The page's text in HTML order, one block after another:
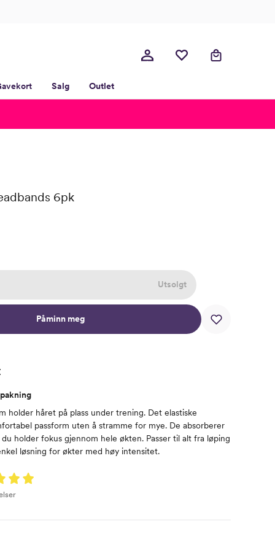
Salg Outlet
6pk
Utsolgt
Påminn meg
holder håret på plass under trening. Det elastiske
passform uten å stramme for mye. De absorberer
holder fokus gjennom hele økten. Passer til alt fra løping
løsning for økter med høy intensitet.